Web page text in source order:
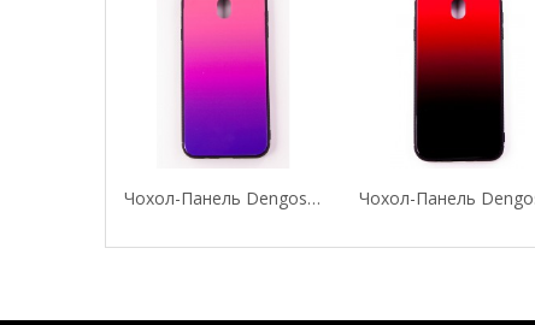
Чохол-Панель Dengos (Back Cover) "Mirror" Для...